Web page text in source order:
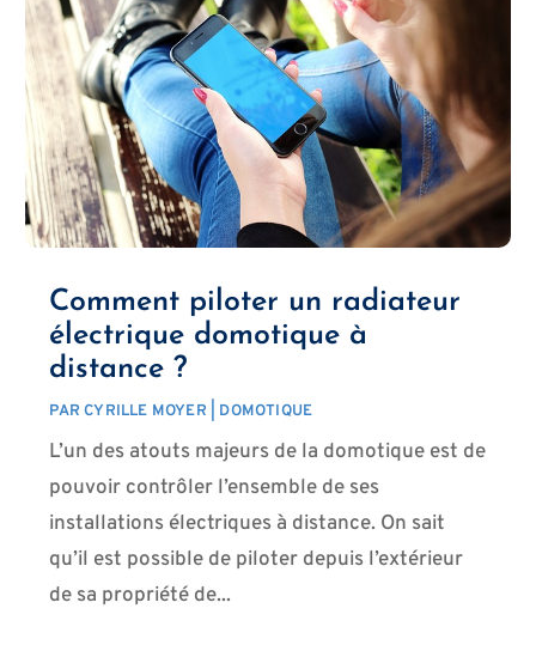
Comment piloter un radiateur
électrique domotique à
distance ?
PARCYRILLE MOYER DOMOTIQUE
L’un des atouts majeurs de la domotique est de
pouvoir contrôler l’ensemble de ses
installations électriques à distance. On sait
qu’il est possible de piloter depuis l’extérieur
de sa propriété de...